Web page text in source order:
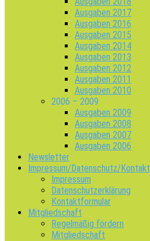
Ausgaben 2017
Ausgaben 2016
Ausgaben 2015
Ausgaben 2014
Ausgaben 2013
Ausgaben 2012
Ausgaben 2011
Ausgaben 2010
2006 – 2009
Ausgaben 2009
Ausgaben 2008
Ausgaben 2007
Ausgaben 2006
Newsletter
Impressum/Datenschutz/Kontakt
Impressum
Datenschutzerklärung
Kontaktformular
Mitgliedschaft
Regelmäßig fördern
Mitgliedschaft